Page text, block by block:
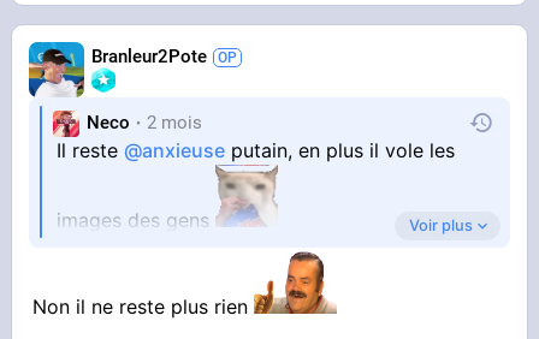
Branleur2Pote
Neco 2 mois
Il reste @anxieuse putain, en plus il vole les
images des gens
EDIT: j’avais pas vu le goulag
Voir plus
Non il ne reste plus rien